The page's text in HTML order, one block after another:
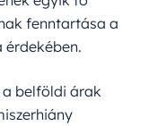
fenntartása a
érdekében.
a belföldi árak